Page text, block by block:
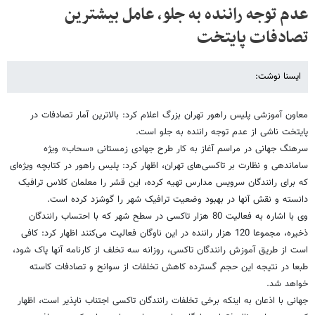
عدم توجه راننده به جلو، عامل بیشترین
تصادفات پایتخت
ایسنا نوشت:
معاون آموزشی پلیس راهور تهران بزرگ اعلام کرد: بالاترین آمار تصادفات در
پایتخت ناشی از عدم توجه راننده به جلو است.
سرهنگ جهانی در مراسم آغاز به کار طرح جهادی زمستانی «سحاب» ویژه
ساماندهی و نظارت بر تاکسی‌های تهران، اظهار کرد: پلیس راهور در کتابچه ویژه‌ای
که برای رانندگان سرویس مدارس تهیه کرده، این قشر را معلمان کلاس ترافیک
دانسته و نقش آنها در بهبود وضعیت ترافیک شهر را گوشزد کرده است.
وی با اشاره به فعالیت 80 هزار تاکسی در سطح شهر که با احتساب رانندگان
ذخیره، مجموعا 120 هزار راننده در این ناوگان فعالیت می‌کنند اظهار کرد: کافی
است از طریق آموزش رانندگان تاکسی، روزانه سه تخلف از کارنامه آنها پاک شود،
طبعا در نتیجه این حجم گسترده کاهش تخلفات از سوانح و تصادفات کاسته
خواهد شد.
جهانی با اذعان به اینکه برخی تخلفات رانندگان تاکسی اجتناب ناپذیر است، اظهار